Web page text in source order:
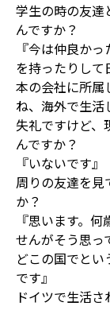
学生の時の友達
んですか？
『今は仲良か
を持ったりして
本の会社に所属
ね、海外で生活
失礼ですけど、
んですか？
『いないです』
周りの友達を
か？
『思います。
せんがそう思っ
どこの国でと
です』
ドイツで生活